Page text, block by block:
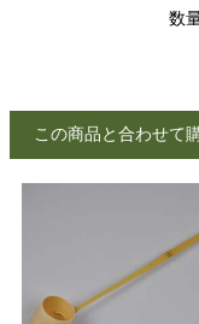
数
この商品と合わせて